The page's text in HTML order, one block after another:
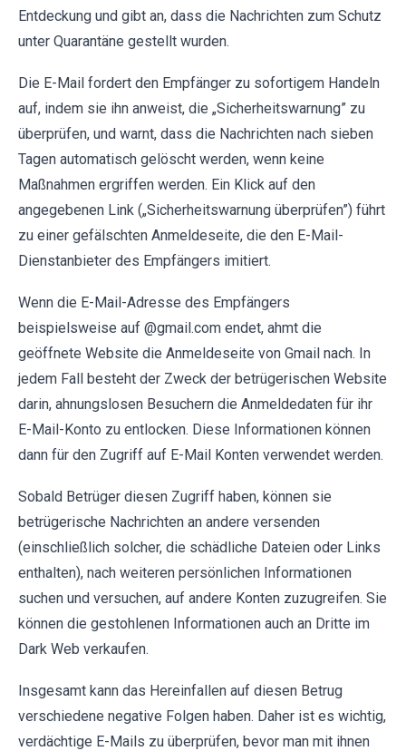
Entdeckung und gibt an, dass die Nachrichten zum Schutz
unter Quarantäne gestellt wurden.
Die E-Mail fordert den Empfänger zu sofortigem Handeln
auf, indem sie ihn anweist, die „Sicherheitswarnung” zu
überprüfen, und warnt, dass die Nachrichten nach sieben
Tagen automatisch gelöscht werden, wenn keine
Maßnahmen ergriffen werden. Ein Klick auf den
angegebenen Link („Sicherheitswarnung überprüfen”) führt
zu einer gefälschten Anmeldeseite, die den E-Mail-
Dienstanbieter des Empfängers imitiert.
Wenn die E-Mail-Adresse des Empfängers
beispielsweise auf @gmail.com endet, ahmt die
geöffnete Website die Anmeldeseite von Gmail nach. In
jedem Fall besteht der Zweck der betrügerischen Website
darin, ahnungslosen Besuchern die Anmeldedaten für ihr
E-Mail-Konto zu entlocken. Diese Informationen können
dann für den Zugriff auf E-Mail Konten verwendet werden.
Sobald Betrüger diesen Zugriff haben, können sie
betrügerische Nachrichten an andere versenden
(einschließlich solcher, die schädliche Dateien oder Links
enthalten), nach weiteren persönlichen Informationen
suchen und versuchen, auf andere Konten zuzugreifen. Sie
können die gestohlenen Informationen auch an Dritte im
Dark Web verkaufen.
Insgesamt kann das Hereinfallen auf diesen Betrug
verschiedene negative Folgen haben. Daher ist es wichtig,
verdächtige E-Mails zu überprüfen, bevor man mit ihnen